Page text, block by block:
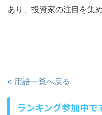
あり、投資家の注目を集
« 用語一覧へ戻る
ランキング参加中